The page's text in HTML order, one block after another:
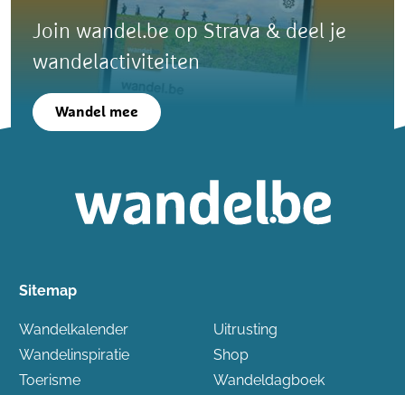
Join wandel.be op Strava & deel je
wandelactiviteiten
Wandel mee
Sitemap
Wandelkalender
Wandelinspiratie
Toerisme
Uitrusting
Shop
Wandeldagboek